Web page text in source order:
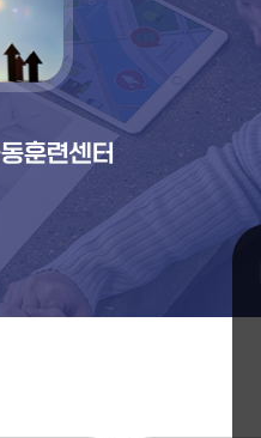
훈련센터